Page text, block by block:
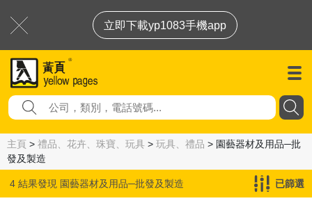
立即下載yp1083手機app
主頁 > 禮品、花卉、珠寶、玩具 > 玩具、禮品 > 園藝器材及用品─批
發及製造
4 結果發現 園藝器材及用品─批發及製造 已篩選